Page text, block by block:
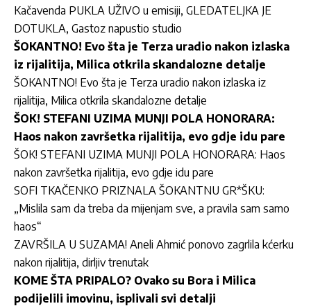
Kačavenda PUKLA UŽIVO u emisiji, GLEDATELJKA JE
DOTUKLA, Gastoz napustio studio
ŠOKANTNO! Evo šta je Terza uradio nakon izlaska
iz rijalitija, Milica otkrila skandalozne detalje
ŠOKANTNO! Evo šta je Terza uradio nakon izlaska iz
rijalitija, Milica otkrila skandalozne detalje
ŠOK! STEFANI UZIMA MUNJI POLA HONORARA:
Haos nakon završetka rijalitija, evo gdje idu pare
ŠOK! STEFANI UZIMA MUNJI POLA HONORARA: Haos
nakon završetka rijalitija, evo gdje idu pare
SOFI TKAČENKO PRIZNALA ŠOKANTNU GR*ŠKU:
„Mislila sam da treba da mijenjam sve, a pravila sam samo
haos“
ZAVRŠILA U SUZAMA! Aneli Ahmić ponovo zagrlila kćerku
nakon rijalitija, dirljiv trenutak
KOME ŠTA PRIPALO? Ovako su Bora i Milica
podijelili imovinu, isplivali svi detalji